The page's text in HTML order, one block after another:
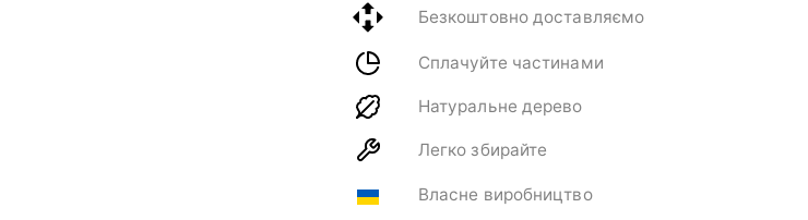
Безкоштовно доставляємо
Сплачуйте частинами
Натуральне дерево
Легко збирайте
Власне виробництво